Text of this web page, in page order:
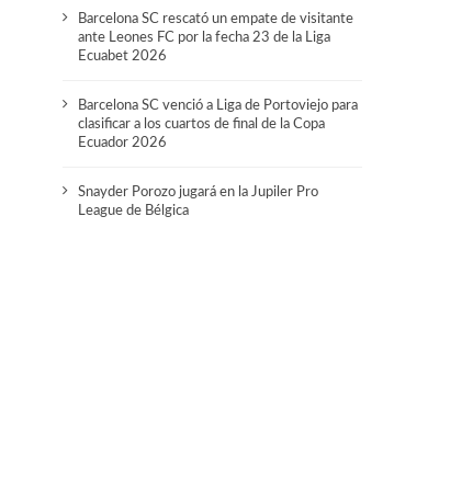
Barcelona SC rescató un empate de visitante
ante Leones FC por la fecha 23 de la Liga
Ecuabet 2026
Barcelona SC venció a Liga de Portoviejo para
clasificar a los cuartos de final de la Copa
Ecuador 2026
Snayder Porozo jugará en la Jupiler Pro
League de Bélgica